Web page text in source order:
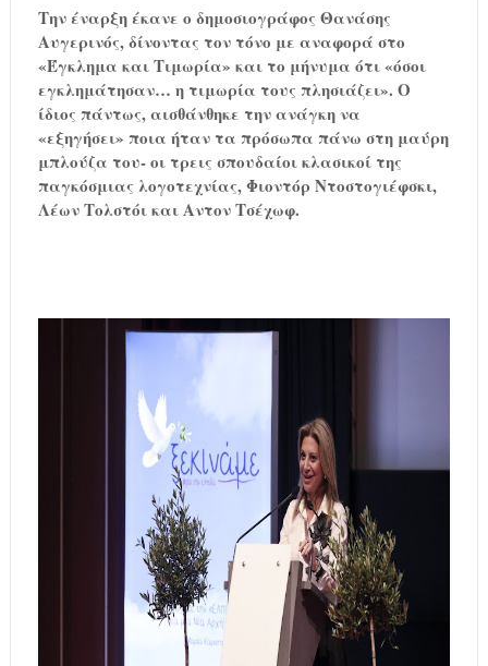
Την έναρξη έκανε ο δημοσιογράφος Θανάσης
Αυγερινός, δίνοντας τον τόνο με αναφορά στο
«Έγκλημα και Τιμωρία» και το μήνυμα ότι «όσοι
εγκλημάτησαν… η τιμωρία τους πλησιάζει». Ο
ίδιος πάντως, αισθάνθηκε την ανάγκη να
«εξηγήσει» ποια ήταν τα πρόσωπα πάνω στη μαύρη
μπλούζα του- οι τρεις σπουδαίοι κλασικοί της
παγκόσμιας λογοτεχνίας, Φιοντόρ Ντοστογιέφσκι,
Λέων Τολστόι και Αντον Τσέχωφ.